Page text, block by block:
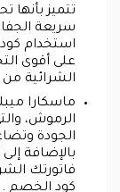
تتميز بأنها
سريعة
استخدام
على أقوى
الشرائية من
ماسكارا
الرموش،
الجودة
بالإضافة
فاتورتك
كود الخصم .